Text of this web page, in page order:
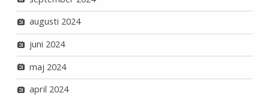
augusti 2024
juni 2024
maj 2024
april 2024